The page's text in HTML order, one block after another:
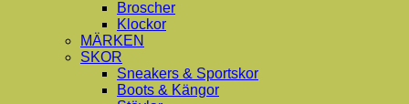
Broscher
Klockor
MÄRKEN
SKOR
Sneakers & Sportskor
Boots & Kängor